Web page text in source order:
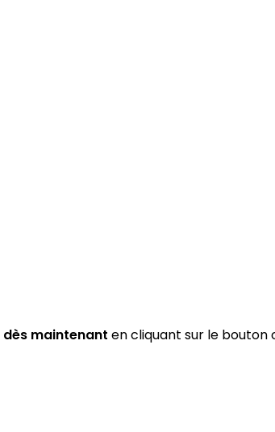
dès maintenant en cliquant sur le bouton